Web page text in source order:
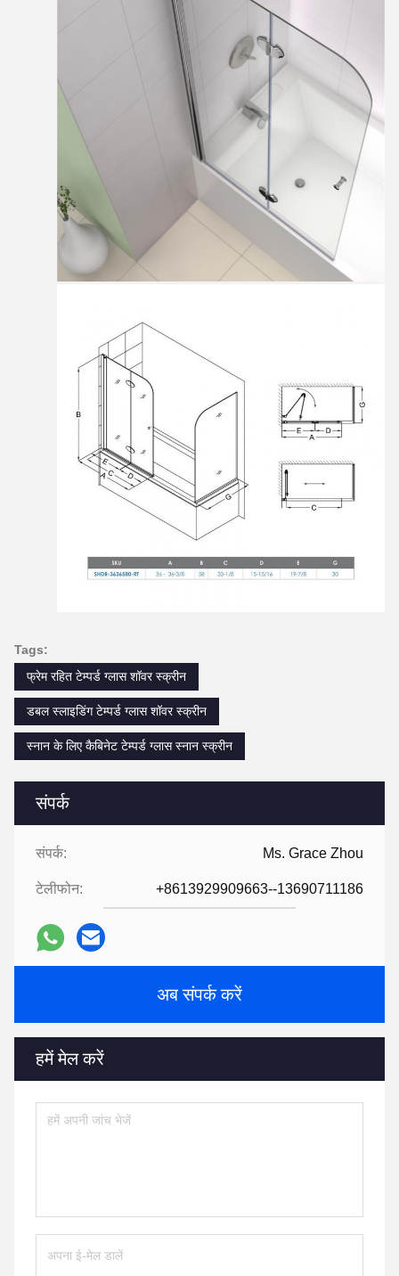
संपर्क
संपर्क: Ms. Grace Zhou
टेलीफोन: +8613929909663--13690711186
अब संपर्क करें
हमें मेल करें
Tags:
फ्रेम रहित टेम्पर्ड ग्लास शॉवर स्क्रीन
डबल स्लाइडिंग टेम्पर्ड ग्लास शॉवर स्क्रीन
स्नान के लिए कैबिनेट टेम्पर्ड ग्लास स्नान स्क्रीन